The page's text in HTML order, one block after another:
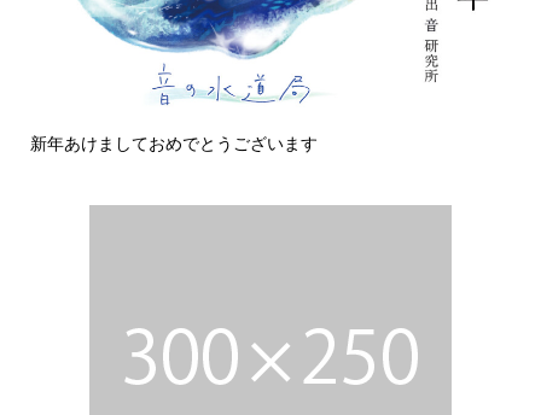
新年あけましておめでとうございます